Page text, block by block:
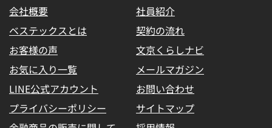
会社概要
社員紹介
ベステックスとは
契約の流れ
お客様の声
文京くらしナビ
お気に入り一覧
メールマガジン
LINE公式アカウント
お問い合わせ
プライバシーポリシー
サイトマップ